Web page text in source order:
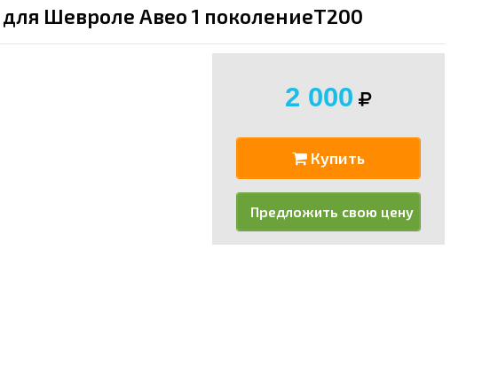
Шевроле Авео 1 поколениеT200
2 000
Купить
Предложить свою цену